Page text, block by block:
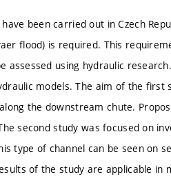
been carried out in Czech
flood) is required. This
using hydraulic
models. The aim of the first
the downstream chute.
second study was focused on
type of channel can be seen on
of the study are applicable in